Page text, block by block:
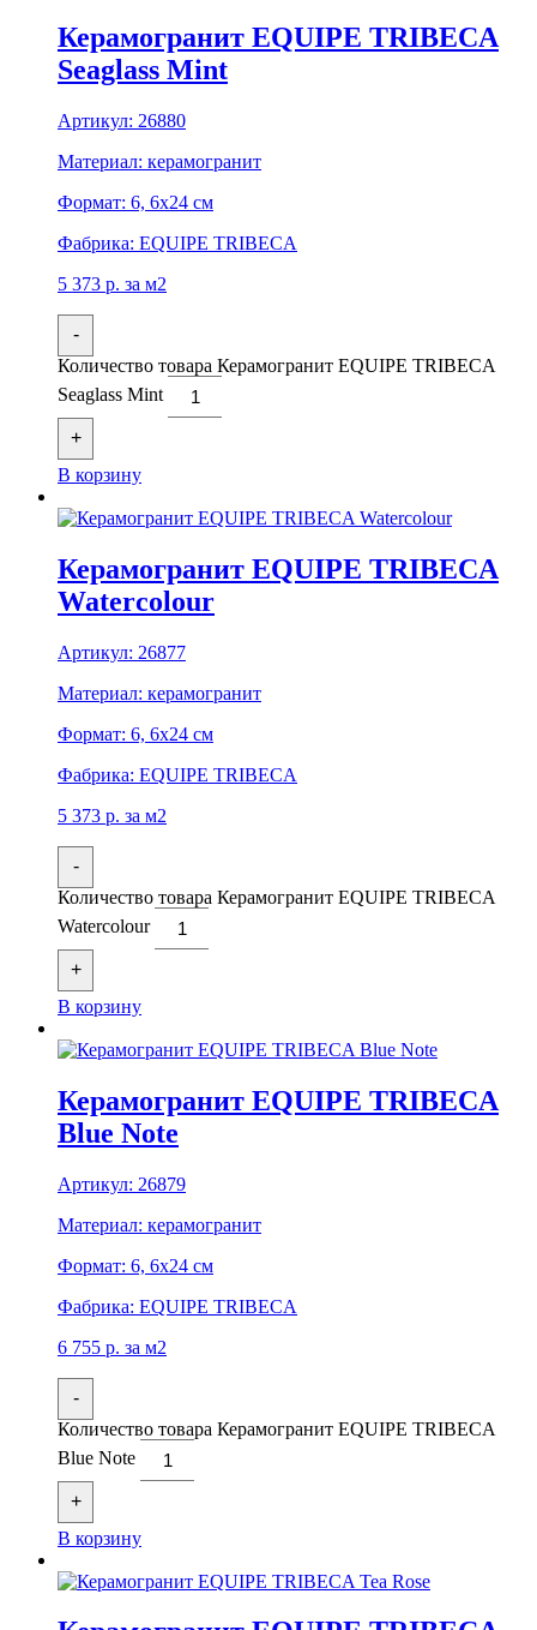
Керамогранит EQUIPE TRIBECA
Seaglass Mint
Артикул: 26880
Материал: керамогранит
Формат: 6, 6x24 см
Фабрика: EQUIPE TRIBECA
5 373 р. за м2
-
Количество товара Керамогранит EQUIPE TRIBECA
Seaglass Mint
+
В корзину
Керамогранит EQUIPE TRIBECA
Watercolour
Артикул: 26877
Материал: керамогранит
Формат: 6, 6x24 см
Фабрика: EQUIPE TRIBECA
5 373 р. за м2
-
Количество товара Керамогранит EQUIPE TRIBECA
Watercolour
+
В корзину
Керамогранит EQUIPE TRIBECA
Blue Note
Артикул: 26879
Материал: керамогранит
Формат: 6, 6x24 см
Фабрика: EQUIPE TRIBECA
6 755 р. за м2
-
Количество товара Керамогранит EQUIPE TRIBECA
Blue Note
+
В корзину